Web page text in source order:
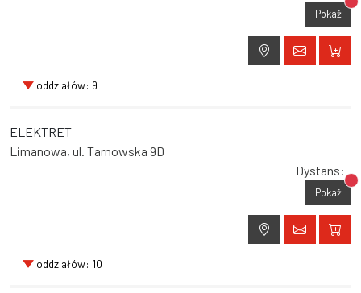
Pokaż
oddziałów: 9
ELEKTRET
Limanowa, ul. Tarnowska 9D
Dystans:
Pokaż
oddziałów: 10